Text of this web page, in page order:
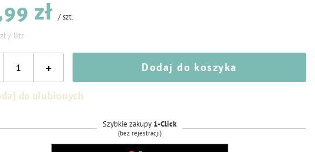
zł /szt.
/ litr
+ Dodaj do koszyka
do ulubionych
Szybkie zakupy 1-Click
(bez rejestracji)